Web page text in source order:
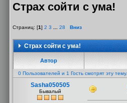
Страх сойти с ума!
Страниц: [1] 2 3 28 Вниз
Страх сойти с ума!
Автор
0 Пользователей и 1 Гость смотрят эту тему.
Sasha050505
Бывалый